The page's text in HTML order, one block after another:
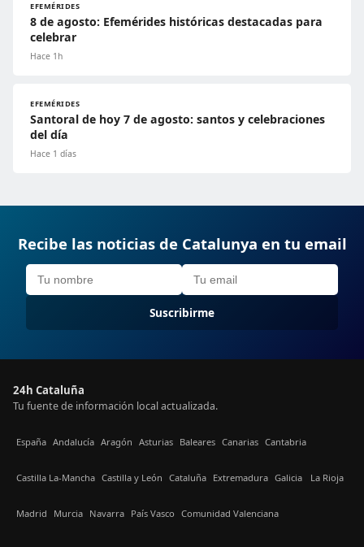
EFEMÉRIDES
8 de agosto: Efemérides históricas destacadas para
celebrar
Hace 1h
EFEMÉRIDES
Santoral de hoy 7 de agosto: santos y celebraciones
del día
Hace 1 días
Recibe las noticias de Catalunya en tu email
Suscribirme
24h Cataluña
Tu fuente de información local actualizada.
España Andalucía Aragón Asturias Baleares Canarias Cantabria
Castilla La-Mancha Castilla y León Cataluña Extremadura Galicia La Rioja
Madrid Murcia Navarra País Vasco Comunidad Valenciana